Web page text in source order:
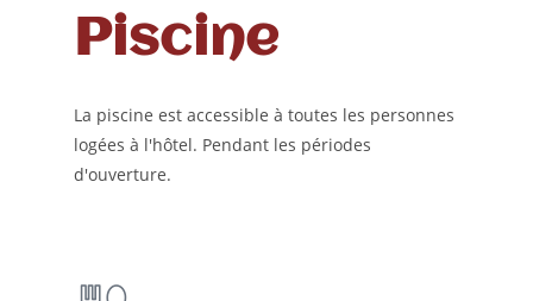
Piscine
La piscine est accessible à toutes les personnes
logées à l'hôtel. Pendant les périodes
d'ouverture.